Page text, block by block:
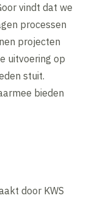
vindt dat we
processen
projecten
uitvoering op
stuit.
bieden
door KWS